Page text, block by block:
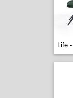
Life -